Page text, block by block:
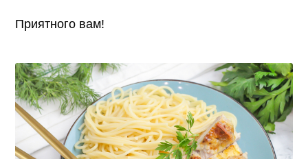
Приятного вам!